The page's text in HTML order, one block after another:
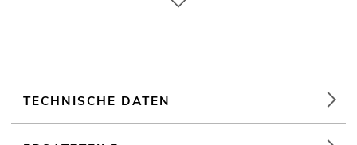
Masterkanal mit Lautstärke- und Balanceregler
8 Line- und 2 Phono-Eingänge über Cinch-Buchsen
Symmetrische XLR-Ausgänge und Cinch-Buchsen
TECHNISCHE DATEN